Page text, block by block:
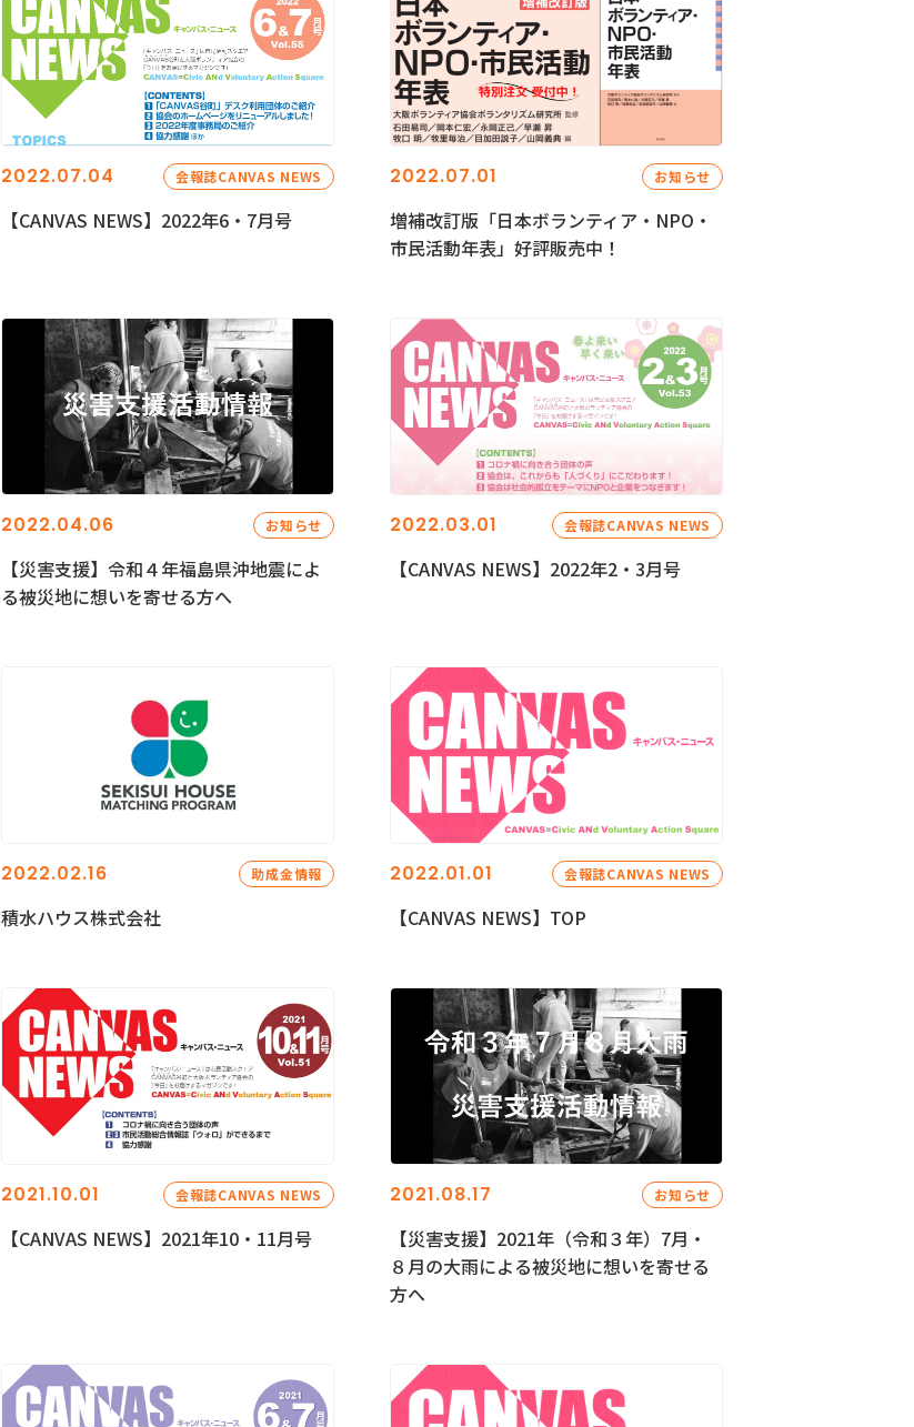
2022.07.04 会報誌CANVAS NEWS
【CANVAS NEWS】2022年6・7月号
2022.07.01 お知らせ
増補改訂版「日本ボランティア・NPO・
市民活動年表」好評販売中！
2022.04.06 お知らせ
【災害支援】令和４年福島県沖地震によ
る被災地に想いを寄せる方へ
2022.03.01 会報誌CANVAS NEWS
【CANVAS NEWS】2022年2・3月号
2022.02.16 助成金情報
積水ハウス株式会社
2022.01.01 会報誌CANVAS NEWS
【CANVAS NEWS】TOP
2021.10.01 会報誌CANVAS NEWS
【CANVAS NEWS】2021年10・11月号
2021.08.17 お知らせ
【災害支援】2021年（令和３年）7月・
８月の大雨による被災地に想いを寄せる
方へ